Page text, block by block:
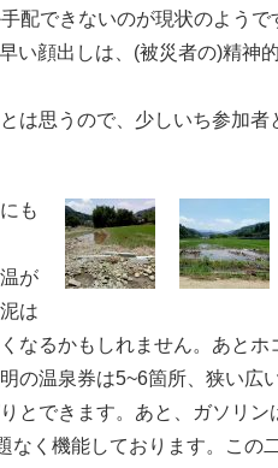
配できないのが現状のよう
い顔出しは、(被災者の)精神
は思うので、少しいち参加者
も
が
は
なるかもしれません。あと
の温泉券は5~6箇所、狭い広
とできます。あと、ガソリン
なく機能しております。この